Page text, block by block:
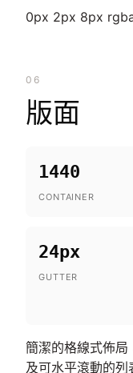
0px 2px 8px
06
版面
1440
CONTAINER
24px
GUTTER
簡潔的格線式佈
及可水平滾動的列